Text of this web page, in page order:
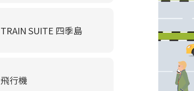
TRAIN SUITE 四季島
飛行機